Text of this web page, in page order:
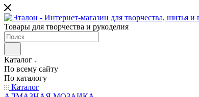
Товары для творчества и рукоделия
Каталог
По всему сайту
По каталогу
Каталог